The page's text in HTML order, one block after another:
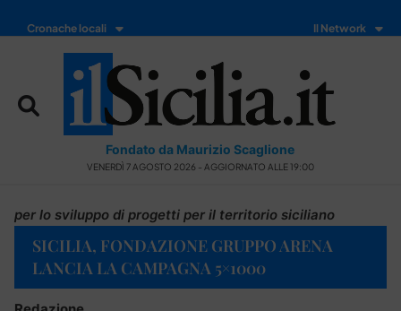
Cronache locali Il Network
Fondato da Maurizio Scaglione
VENERDÌ 7 AGOSTO 2026 - AGGIORNATO ALLE 19:00
per lo sviluppo di progetti per il territorio siciliano
SICILIA, FONDAZIONE GRUPPO ARENA
LANCIA LA CAMPAGNA 5×1000